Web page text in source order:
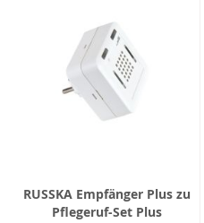
RUSSKA Empfänger Plus zu
Pflegeruf-Set Plus